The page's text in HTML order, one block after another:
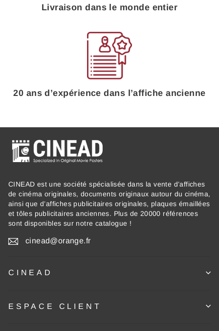
Livraison dans le monde entier
20 ans d’expérience dans l’affiche ancienne
CINEAD est une société spécialisée dans la vente d’affiches
de cinéma originales, documents originaux autour du cinéma,
ainsi que d’affiches publicitaires originales, plaques émaillées
et tôles publicitaires anciennes. Plus de 20000 références
sont disponibles sur notre catalogue !
cinead@orange.fr
CINEAD
ESPACE CLIENT